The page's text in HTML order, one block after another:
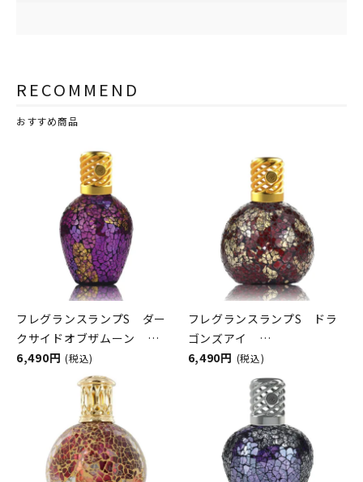
RECOMMEND
おすすめ商品
フレグランスランプS ダー
クサイドオブザムーン
ASHLEIGH&BURWOOD（ア
シュレイアンドバーウッド）
6,490円 (税込)
フレグランスランプS ドラ
ゴンズアイ
ASHLEIGH&BURWOOD（ア
シュレイアンドバーウッド）
6,490円 (税込)